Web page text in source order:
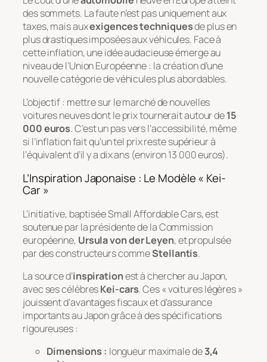
des sommets. La faute n’est pas uniquement aux
taxes, mais auxexigences techniquesde plus en
plus drastiques imposées aux véhicules. Face à
cette inflation, une idée audacieuse émerge au
niveau de l’Union Européenne : la création d’une
nouvelle catégorie de véhicules plus abordables.
L’objectif : mettre sur le marché de nouvelles
voitures neuves dont le prix tournerait autour de15
000 euros. C’est un pas vers l’accessibilité, même
si l’inflation fait qu’un tel prix reste supérieur à
l’équivalent d’il y a dix ans (environ 13 000 euros).
L’Inspiration Japonaise : Le Modèle « Kei-
Car »
L’initiative, baptiséeSmall Affordable Cars, est
soutenue par la présidente de la Commission
européenne, Ursula von der Leyen, et propulsée
par des constructeurs commeStellantis.
La source d’inspirationest à chercher au Japon,
avec ses célèbresKei-cars. Ces « voitures légères »
jouissent d’avantages fiscaux et d’assurance
importants au Japon grâce à des spécifications
rigoureuses :
Dimensions : longueur maximale de3,4